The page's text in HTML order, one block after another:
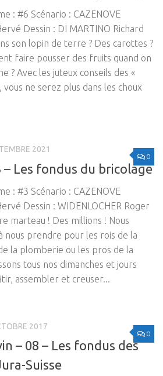
: #6 Scénario : CAZENOVE
Dessin : DI MARTINO Richard
son lopin de terre ? Des carottes ?
faire pousser des fruits quand on
? Avec les juteux conseils des «
vous ne serez plus dans les choux
0
2021
– Les fondus du bricolage
: #3 Scénario : CAZENOVE
Dessin : WIDENLOCHER Roger
marteau ! Des millions ! Nous
nous prendre pour les rois de la
la plomberie ou les pros de la
tous nos dimanches et jours
assembler et creuser...
0
2017
– 08 – Les fondus des
Suisse